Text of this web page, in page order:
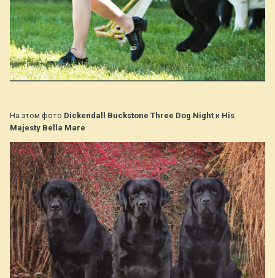
На этом фото Dickendall Buckstone Three Dog Night и His
Majesty Bella Mare